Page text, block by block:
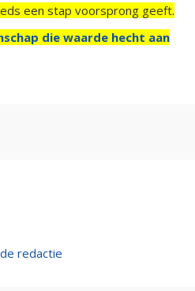
een stap voorsprong geeft.
die waarde hecht aan
redactie